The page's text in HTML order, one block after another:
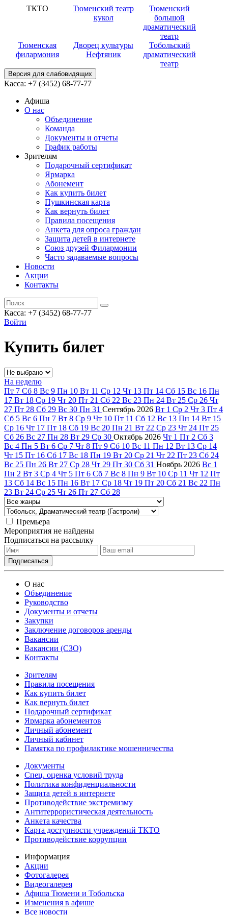
ТКТО
Тюменский театр
кукол
Тюменский
большой
драматический
театр
Тюменская
филармония
Дворец культуры
Нефтяник
Тобольский
драматический
театр
Версия для слабовидящих
Касса: +7 (3452) 68-77-77
Афиша
О нас
Объединение
Команда
Документы и отчеты
График работы
Зрителям
Подарочный сертификат
Ярмарка
Абонемент
Как купить билет
Пушкинская карта
Как вернуть билет
Правила посещения
Анкета для опроса граждан
Защита детей в интернете
Союз друзей Филармонии
Часто задаваемые вопросы
Новости
Акции
Контакты
Касса: +7 (3452) 68-77-77
Войти
Купить билет
На неделю
Пт 7 Сб 8 Вс 9 Пн 10 Вт 11 Ср 12 Чт 13 Пт 14 Сб 15 Вс 16 Пн
17 Вт 18 Ср 19 Чт 20 Пт 21 Сб 22 Вс 23 Пн 24 Вт 25 Ср 26 Чт
27 Пт 28 Сб 29 Вс 30 Пн 31 Сентябрь 2026 Вт 1 Ср 2 Чт 3 Пт 4
Сб 5 Вс 6 Пн 7 Вт 8 Ср 9 Чт 10 Пт 11 Сб 12 Вс 13 Пн 14 Вт 15
Ср 16 Чт 17 Пт 18 Сб 19 Вс 20 Пн 21 Вт 22 Ср 23 Чт 24 Пт 25
Сб 26 Вс 27 Пн 28 Вт 29 Ср 30 Октябрь 2026 Чт 1 Пт 2 Сб 3
Вс 4 Пн 5 Вт 6 Ср 7 Чт 8 Пт 9 Сб 10 Вс 11 Пн 12 Вт 13 Ср 14
Чт 15 Пт 16 Сб 17 Вс 18 Пн 19 Вт 20 Ср 21 Чт 22 Пт 23 Сб 24
Вс 25 Пн 26 Вт 27 Ср 28 Чт 29 Пт 30 Сб 31 Ноябрь 2026 Вс 1
Пн 2 Вт 3 Ср 4 Чт 5 Пт 6 Сб 7 Вс 8 Пн 9 Вт 10 Ср 11 Чт 12 Пт
13 Сб 14 Вс 15 Пн 16 Вт 17 Ср 18 Чт 19 Пт 20 Сб 21 Вс 22 Пн
23 Вт 24 Ср 25 Чт 26 Пт 27 Сб 28
Премьера
Мероприятия не найдены
Подписаться на рассылку
О нас
Объединение
Руководство
Документы и отчеты
Закупки
Заключение договоров аренды
Вакансии
Вакансии (СЗО)
Контакты
Зрителям
Правила посещения
Как купить билет
Как вернуть билет
Подарочный сертификат
Ярмарка абонементов
Личный абонемент
Личный кабинет
Памятка по профилактике мошенничества
Документы
Спец. оценка условий труда
Политика конфиденциальности
Защита детей в интернете
Противодействие экстремизму
Антитеррористическая деятельность
Анкета качества
Карта доступности учреждений ТКТО
Противодействие коррупции
Информация
Акции
Фотогалерея
Видеогалерея
Афиша Тюмени и Тобольска
Изменения в афише
Все новости